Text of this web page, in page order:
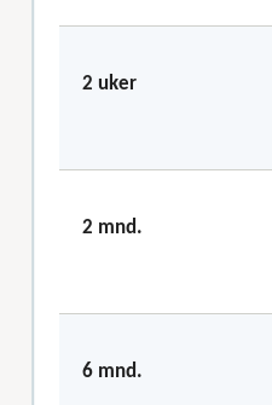
2 uker
2 mnd.
6 mnd.